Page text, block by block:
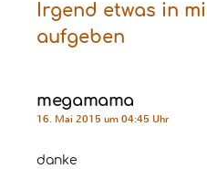
Irgend etwas in
aufgeben
megamama
16. Mai 2015 um 04:45 Uhr
danke